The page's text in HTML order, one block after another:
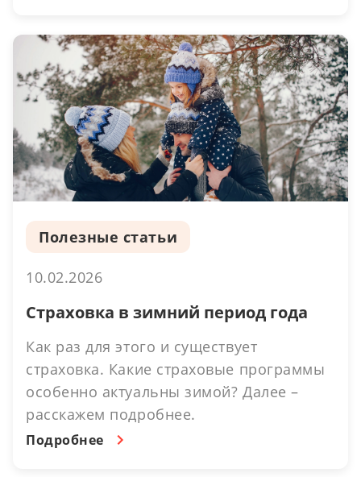
Полезные статьи
10.02.2026
Страховка в зимний период года
Как раз для этого и существует
страховка. Какие страховые программы
особенно актуальны зимой? Далее –
расскажем подробнее.
Подробнее